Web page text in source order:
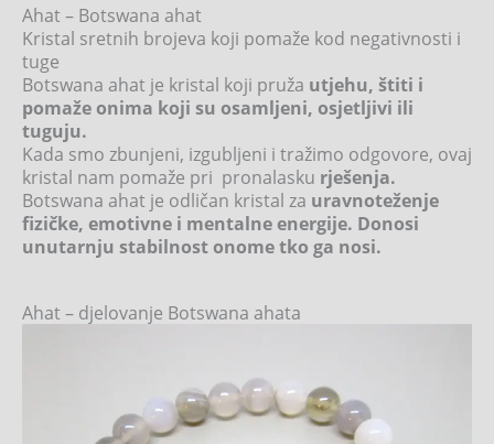
Ahat – Botswana ahat
Kristal sretnih brojeva koji pomaže kod negativnosti i
tuge
Botswana ahat je kristal koji pruža utjehu, štiti i
pomaže onima koji su osamljeni, osjetljivi ili
tuguju.
Kada smo zbunjeni, izgubljeni i tražimo odgovore, ovaj
kristal nam pomaže pri pronalasku rješenja.
Botswana ahat je odličan kristal za uravnoteženje
fizičke, emotivne i mentalne energije. Donosi
unutarnju stabilnost onome tko ga nosi.
Ahat – djelovanje Botswana ahata